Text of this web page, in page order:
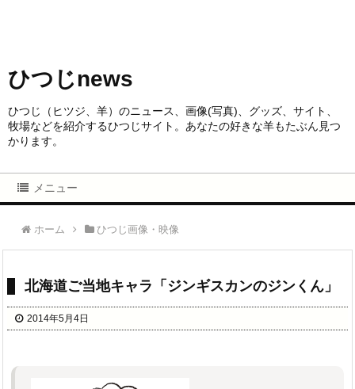
ひつじnews
ひつじ（ヒツジ、羊）のニュース、画像(写真)、グッズ、サイト、
牧場などを紹介するひつじサイト。あなたの好きな羊もたぶん見つ
かります。
メニュー
ホーム ひつじ画像・映像
北海道ご当地キャラ「ジンギスカンのジンくん」
2014年5月4日